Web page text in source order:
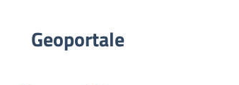
Geoportale